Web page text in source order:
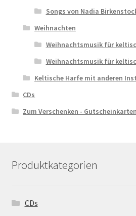
Songs von Nadia
Weihnachten
Weihnachtsmusik für
Weihnachtsmusik für
Keltische Harfe mit anderen
CDs
Zum Verschenken - Gutscheinkarten
Produktkategorien
CDs